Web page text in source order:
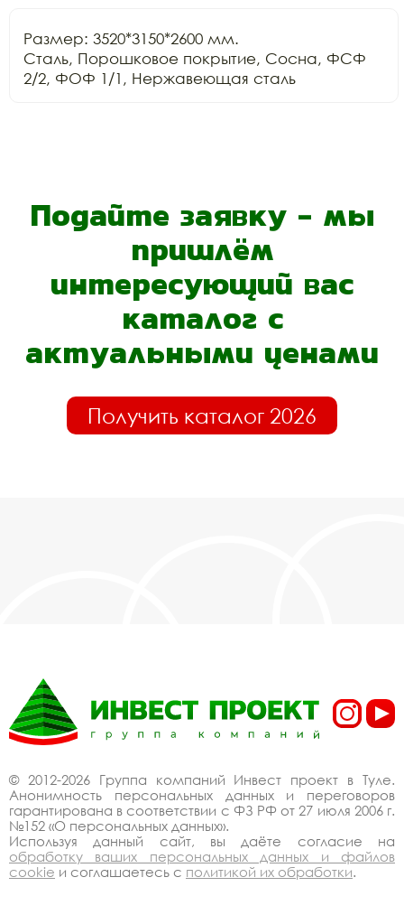
Размер: 3520*3150*2600 мм.
Сталь, Порошковое покрытие, Сосна, ФСФ
Подайте заявку - мы
пришлём
интересующий вас
каталог с
актуальными ценами
Получить каталог 2026
© 2012-2026 Группа компаний Инвест проект в Туле.
Анонимность персональных данных и переговоров
гарантирована в соответствии с ФЗ РФ от 27 июля 2006 г.
№152 «О персональных данных».
Используя данный сайт, вы даёте согласие на
обработку ваших персональных данных и файлов
cookie и соглашаетесь с политикой их обработки.